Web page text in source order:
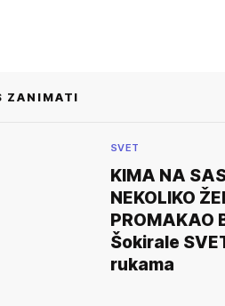
ZANIMATI
SVET
KIMA NA
NEKOLIKO
PROMAKAO
Šokirale
rukama